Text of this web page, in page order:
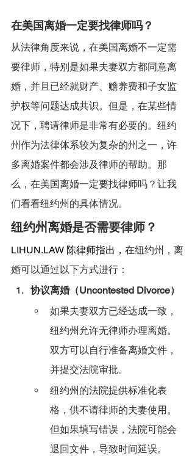
在美国离婚一定要找律师吗？
从法律角度来说，在美国离婚不一定需
要律师，特别是如果夫妻双方都同意离
婚，并且已经就财产、赡养费和子女监
护权等问题达成共识。但是，在某些情
况下，聘请律师是非常有必要的。纽约
州作为法律体系较为复杂的州之一，许
多离婚案件都会涉及律师的帮助。那
么，在美国离婚一定要找律师吗？让我
们看看纽约州的具体情况。
纽约州离婚是否需要律师？
LIHUN.LAW 陈律师指出， 在纽约州，离
婚可以通过以下方式进行：
协议离婚（Uncontested Divorce）
如果夫妻双方已经达成一致，
纽约州允许无律师办理离婚。
双方可以自行准备离婚文件，
并提交法院审批。
纽约州的法院提供标准化表
格，供不请律师的夫妻使用。
但如果填写错误，法院可能会
退回文件，导致时间延误。